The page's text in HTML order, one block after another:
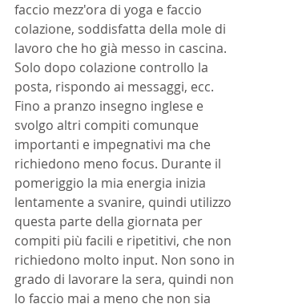
faccio mezz'ora di yoga e faccio
colazione, soddisfatta della mole di
lavoro che ho già messo in cascina.
Solo dopo colazione controllo la
posta, rispondo ai messaggi, ecc.
Fino a pranzo insegno inglese e
svolgo altri compiti comunque
importanti e impegnativi ma che
richiedono meno focus. Durante il
pomeriggio la mia energia inizia
lentamente a svanire, quindi utilizzo
questa parte della giornata per
compiti più facili e ripetitivi, che non
richiedono molto input. Non sono in
grado di lavorare la sera, quindi non
lo faccio mai a meno che non sia